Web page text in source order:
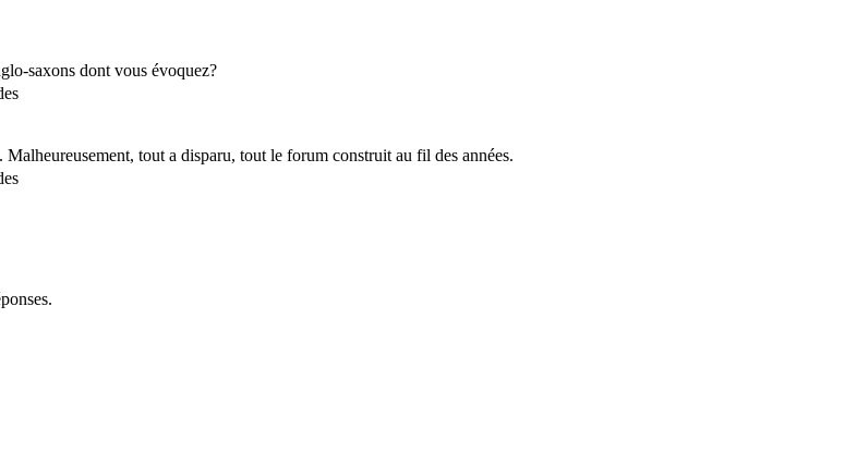
saxons dont vous évoquez?
tout a disparu, tout le forum construit au fil des années.